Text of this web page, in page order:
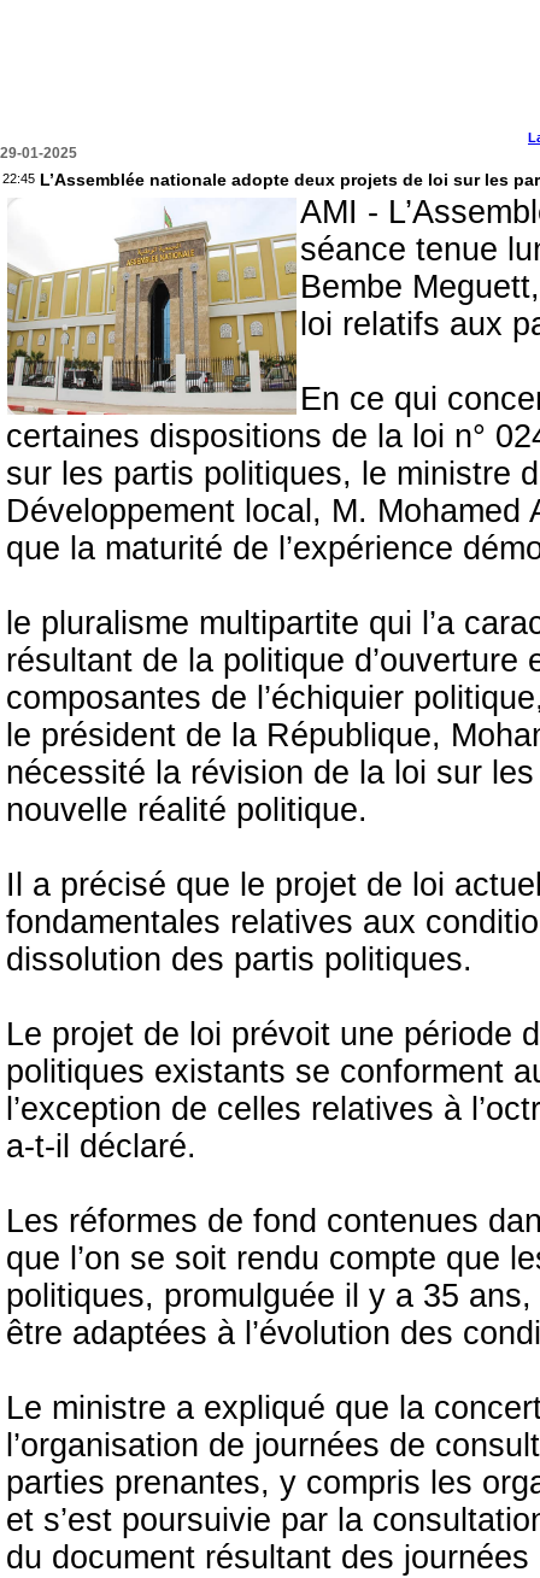
29-01-2025
22:45 L’Assemblée nationale adopte deux projets de loi sur les
AMI -
séance tenue
Bembe
loi relatifs aux
En ce qui
certaines dispositions de la loi n°
sur les partis politiques, le ministre
Développement local, M. Mohamed
que la maturité de l’expérience
le pluralisme multipartite qui l’a
résultant de la politique
composantes de l’échiquier
le président de la République,
nécessité la révision de la loi sur
nouvelle réalité politique.
Il a précisé que le projet de loi
fondamentales relatives aux
dissolution des partis politiques.
Le projet de loi prévoit une période
politiques existants se conforment
l’exception de celles relatives à
a-t-il déclaré.
Les réformes de fond contenues
que l’on se soit rendu compte que
politiques, promulguée il y a 35
être adaptées à l’évolution des
Le ministre a expliqué que la
l’organisation de journées de
parties prenantes, y compris les
et s’est poursuivie par la
du document résultant des